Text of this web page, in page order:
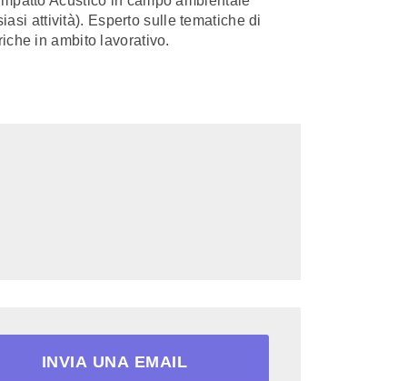
attività). Esperto sulle tematiche di
in ambito lavorativo.
INVIA UNA EMAIL